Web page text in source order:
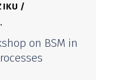
on BSM in